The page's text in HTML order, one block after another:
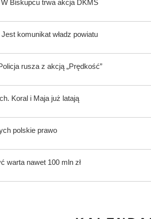
Biskupcu trwa akcja DKMS
komunikat władz powiatu
rusza z akcją „Prędkość”
Koral i Maja już latają
polskie prawo
warta nawet 100 mln zł